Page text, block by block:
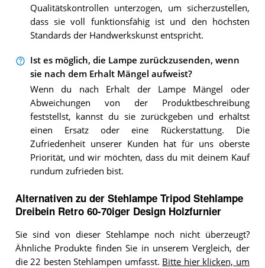
Qualitätskontrollen unterzogen, um sicherzustellen,
dass sie voll funktionsfähig ist und den höchsten
Standards der Handwerkskunst entspricht.
Ist es möglich, die Lampe zurückzusenden, wenn
sie nach dem Erhalt Mängel aufweist?
Wenn du nach Erhalt der Lampe Mängel oder
Abweichungen von der Produktbeschreibung
feststellst, kannst du sie zurückgeben und erhältst
einen Ersatz oder eine Rückerstattung. Die
Zufriedenheit unserer Kunden hat für uns oberste
Priorität, und wir möchten, dass du mit deinem Kauf
rundum zufrieden bist.
Alternativen zu der Stehlampe Tripod Stehlampe
Dreibein Retro 60-70iger Design Holzfurnier
Sie sind von dieser Stehlampe noch nicht überzeugt?
Ähnliche Produkte finden Sie in unserem Vergleich, der
die 22 besten Stehlampen umfasst. Bitte hier klicken, um